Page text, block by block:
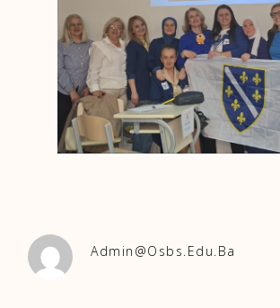
Admin@osbs.edu.ba